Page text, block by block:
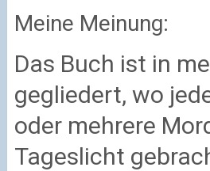
Meine Meinung:
Das Buch ist in
gegliedert, wo
oder mehrere
Tageslicht